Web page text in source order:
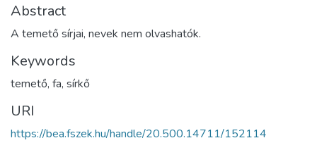
Abstract
A temető sírjai, nevek nem olvashatók.
Keywords
temető, fa, sírkő
URI
https://bea.fszek.hu/handle/20.500.14711/152114